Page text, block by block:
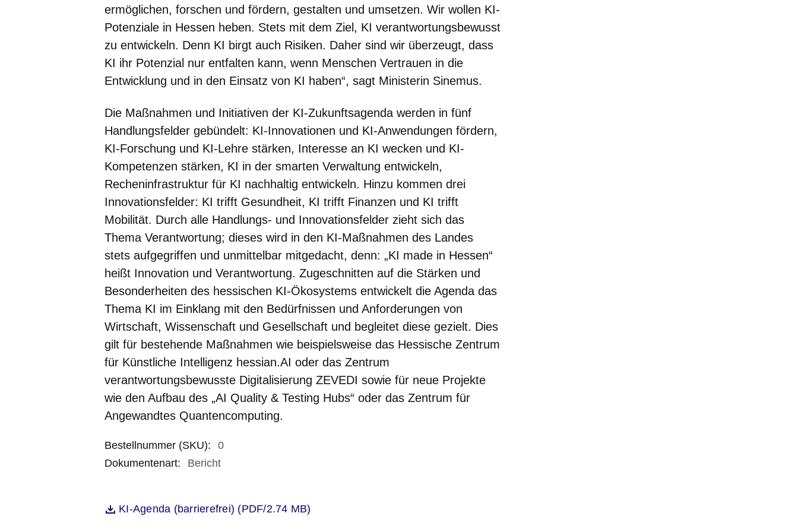
ermöglichen, forschen und fördern, gestalten und umsetzen. Wir wollen KI-
Potenziale in Hessen heben. Stets mit dem Ziel, KI verantwortungsbewusst
zu entwickeln. Denn KI birgt auch Risiken. Daher sind wir überzeugt, dass
KI ihr Potenzial nur entfalten kann, wenn Menschen Vertrauen in die
Entwicklung und in den Einsatz von KI haben“, sagt Ministerin Sinemus.
Die Maßnahmen und Initiativen der KI-Zukunftsagenda werden in fünf
Handlungsfelder gebündelt: KI-Innovationen und KI-Anwendungen fördern,
KI-Forschung und KI-Lehre stärken, Interesse an KI wecken und KI-
Kompetenzen stärken, KI in der smarten Verwaltung entwickeln,
Recheninfrastruktur für KI nachhaltig entwickeln. Hinzu kommen drei
Innovationsfelder: KI trifft Gesundheit, KI trifft Finanzen und KI trifft
Mobilität. Durch alle Handlungs- und Innovationsfelder zieht sich das
Thema Verantwortung; dieses wird in den KI-Maßnahmen des Landes
stets aufgegriffen und unmittelbar mitgedacht, denn: „KI made in Hessen“
heißt Innovation und Verantwortung. Zugeschnitten auf die Stärken und
Besonderheiten des hessischen KI-Ökosystems entwickelt die Agenda das
Thema KI im Einklang mit den Bedürfnissen und Anforderungen von
Wirtschaft, Wissenschaft und Gesellschaft und begleitet diese gezielt. Dies
gilt für bestehende Maßnahmen wie beispielsweise das Hessische Zentrum
für Künstliche Intelligenz hessian.AI oder das Zentrum
verantwortungsbewusste Digitalisierung ZEVEDI sowie für neue Projekte
wie den Aufbau des „AI Quality & Testing Hubs“ oder das Zentrum für
Angewandtes Quantencomputing.
Bestellnummer (SKU):
0
Dokumentenart: Bericht
DateiKI-Agenda (barrierefrei) (PDF/2.74 MB)
Öffnet sich in einem neuen Fenster